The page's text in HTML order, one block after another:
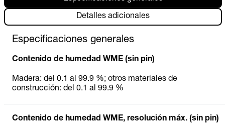
Detalles adicionales
Especificaciones generales
Contenido de humedad WME (sin pin)
Madera: del 0.1 al 99.9 %; otros materiales de
construcción: del 0.1 al 99.9 %
Contenido de humedad WME, resolución máx. (sin pin)